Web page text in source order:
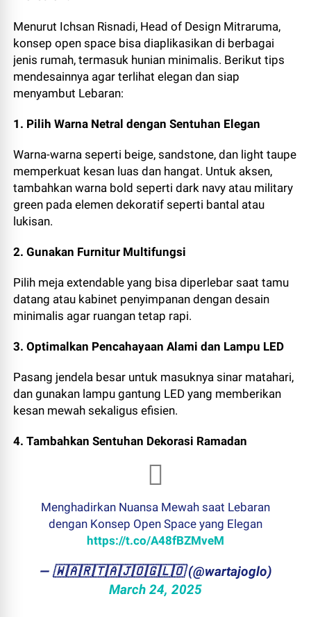
Menurut Ichsan Risnadi, Head of Design Mitraruma,
konsep open space bisa diaplikasikan di berbagai
jenis rumah, termasuk hunian minimalis. Berikut tips
mendesainnya agar terlihat elegan dan siap
menyambut Lebaran:
1. Pilih Warna Netral dengan Sentuhan Elegan
Warna-warna seperti beige, sandstone, dan light taupe
memperkuat kesan luas dan hangat. Untuk aksen,
tambahkan warna bold seperti dark navy atau military
green pada elemen dekoratif seperti bantal atau
lukisan.
2. Gunakan Furnitur Multifungsi
Pilih meja extendable yang bisa diperlebar saat tamu
datang atau kabinet penyimpanan dengan desain
minimalis agar ruangan tetap rapi.
3. Optimalkan Pencahayaan Alami dan Lampu LED
Pasang jendela besar untuk masuknya sinar matahari,
dan gunakan lampu gantung LED yang memberikan
kesan mewah sekaligus efisien.
4. Tambahkan Sentuhan Dekorasi Ramadan
Menghadirkan Nuansa Mewah saat Lebaran
dengan Konsep Open Space yang Elegan
https://t.co/A48fBZMveM
— ​🇼​​🇦​​🇷​​🇹​​🇦​​🇯​​🇴​​🇬​​🇱​​🇴 (@wartajoglo)
March 24, 2025